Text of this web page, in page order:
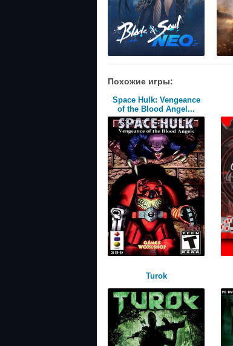
Похожие игры:
Space Hulk: Vengeance
of the Blood Angel...
Turok